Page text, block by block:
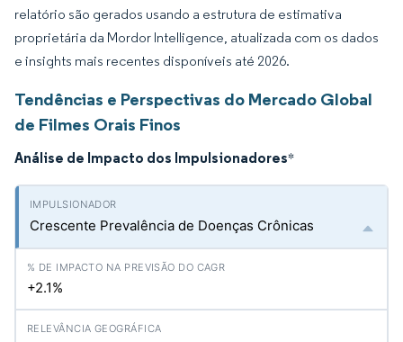
relatório são gerados usando a estrutura de estimativa
proprietária da Mordor Intelligence, atualizada com os dados
e insights mais recentes disponíveis até 2026.
Tendências e Perspectivas do Mercado Global
de Filmes Orais Finos
Análise de Impacto dos Impulsionadores*
Crescente Prevalência de Doenças Crônicas
+2.1%